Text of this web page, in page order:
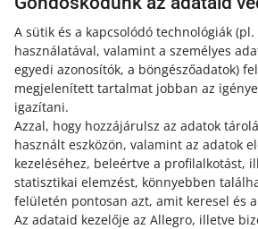
A sütik és a kapcsolódó technológiák (pl.
használatával, valamint a személyes
egyedi azonosítók, a böngészőadatok)
megjelenített tartalmat jobban az
igazítani.
Azzal, hogy hozzájárulsz az adatok
használt eszközön, valamint az adatok
kezeléséhez, beleértve a profilalkotást,
statisztikai elemzést, könnyebben
felületén pontosan azt, amit keresel és
Az adataid kezelője az Allegro, illetve
Ha köteles vagy az eladásokat
akkor ugyanezen szabályok szerint
kiállítanod. A tranzakció
kiállításához szükséges adatok a
megtalálod.
Az értékesítésből
pénzeszközök kifizetése